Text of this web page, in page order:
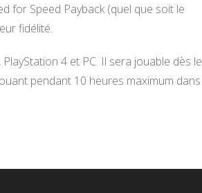
for Speed Payback (quel que soit le
fidélité.
4 et PC. Il sera jouable dès le
pendant 10 heures maximum dans